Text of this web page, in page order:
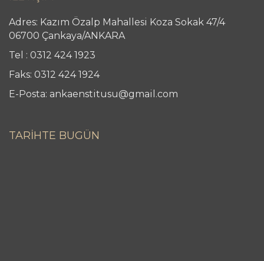
Adres: Kazım Özalp Mahallesi Koza Sokak 47/4
06700 Çankaya/ANKARA
Tel : 0312 424 1923
Faks: 0312 424 1924
E-Posta: ankaenstitusu@gmail.com
TARİHTE BUGÜN